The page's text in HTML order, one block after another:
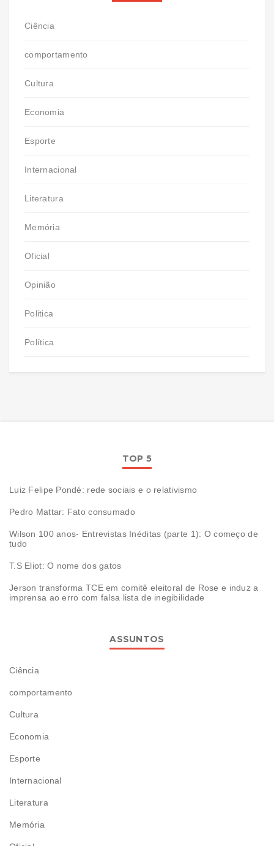
Ciência
comportamento
Cultura
Economia
Esporte
Internacional
Literatura
Memória
Oficial
Opinião
Politica
Política
TOP 5
Luiz Felipe Pondé: rede sociais e o relativismo
Pedro Mattar: Fato consumado
Wilson 100 anos- Entrevistas Inéditas (parte 1): O começo de
tudo
T.S Eliot: O nome dos gatos
Jerson transforma TCE em comitê eleitoral de Rose e induz a
imprensa ao erro com falsa lista de inegibilidade
ASSUNTOS
Ciência
comportamento
Cultura
Economia
Esporte
Internacional
Literatura
Memória